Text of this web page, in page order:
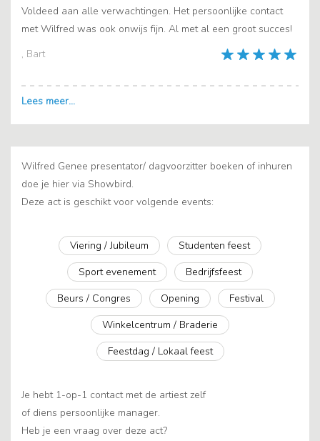
, Bart
Voldeed aan alle verwachtingen. Het persoonlijke contact
met Wilfred was ook onwijs fijn. Al met al een groot succes!
Wilfred Genee presentator/ dagvoorzitter boeken of inhuren
doe je hier via Showbird.
Deze act is geschikt voor volgende events:
Viering / Jubileum
Studenten feest
Sport evenement
Bedrijfsfeest
Beurs / Congres
Opening
Festival
Winkelcentrum / Braderie
Feestdag / Lokaal feest
Je hebt 1-op-1 contact met de artiest zelf
of diens persoonlijke manager.
Heb je een vraag over deze act?